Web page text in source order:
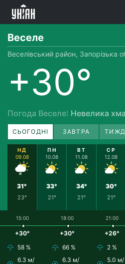
Веселе
Веселівський район, Запорізька
+30°
Погода Веселе: Невелика
СЬОГОДНІ ЗАВТРА
НД
09.08
31°
23°
ПН
10.08
33°
21°
ВТ
11.08
34°
21°
СР
12.08
30°
21°
15:00
+30°
58 %
6.3 м/
18:00
+30°
66 %
6.3 м/
21:00
+26°
2 %
5.0 м/